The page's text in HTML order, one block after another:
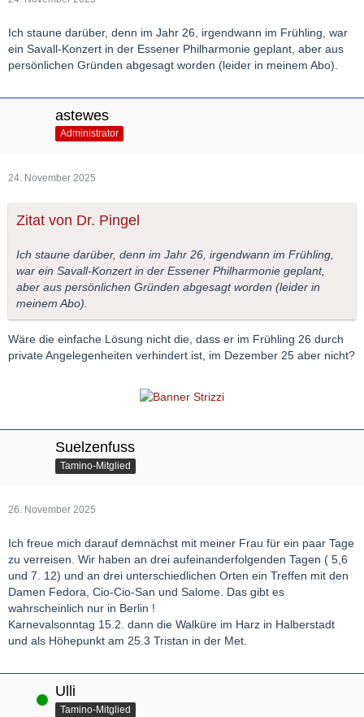
Ich staune darüber, denn im Jahr 26, irgendwann im Frühling, war
ein Savall-Konzert in der Essener Philharmonie geplant, aber aus
persönlichen Gründen abgesagt worden (leider in meinem Abo).
astewes
Administrator
24. November 2025
Zitat von Dr. Pingel
Ich staune darüber, denn im Jahr 26, irgendwann im Frühling,
war ein Savall-Konzert in der Essener Philharmonie geplant,
aber aus persönlichen Gründen abgesagt worden (leider in
meinem Abo).
Wäre die einfache Lösung nicht die, dass er im Frühling 26 durch
private Angelegenheiten verhindert ist, im Dezember 25 aber nicht?
Suelzenfuss
Tamino-Mitglied
26. November 2025
Ich freue mich darauf demnächst mit meiner Frau für ein paar Tage
zu verreisen. Wir haben an drei aufeinanderfolgenden Tagen ( 5,6
und 7. 12) und an drei unterschiedlichen Orten ein Treffen mit den
Damen Fedora, Cio-Cio-San und Salome. Das gibt es
wahrscheinlich nur in Berlin !
Karnevalsonntag 15.2. dann die Walküre im Harz in Halberstadt
und als Höhepunkt am 25.3 Tristan in der Met.
Online Ulli
Tamino-Mitglied